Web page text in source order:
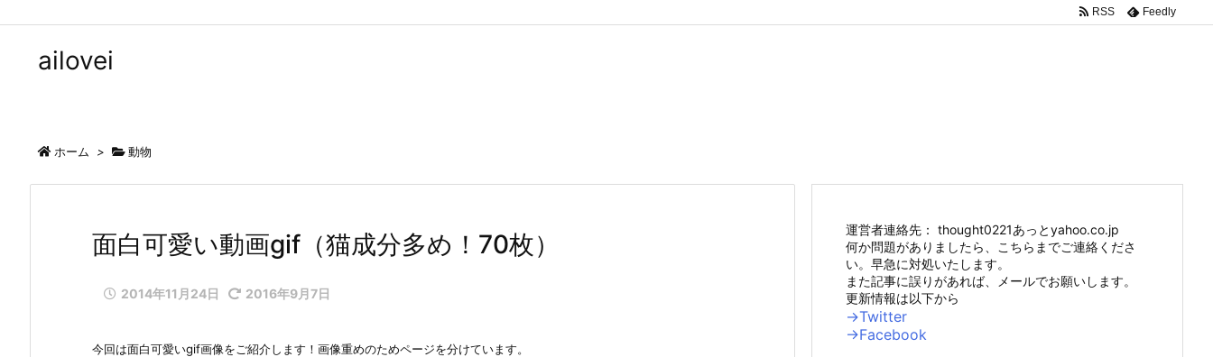
RSS Feedly
ailovei
ホーム > 動物
面白可愛い動画gif（猫成分多め！70枚）
2014年11月24日 2016年9月7日
今回は面白可愛いgif画像をご紹介します！画像重めのためページを分けています。
運営者連絡先： thought0221あっとyahoo.co.jp
何か問題がありましたら、こちらまでご連絡くださ
い。早急に対処いたします。
また記事に誤りがあれば、メールでお願いします。
更新情報は以下から
→Twitter
→Facebook